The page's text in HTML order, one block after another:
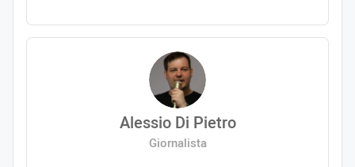
Alessio Di Pietro
Giornalista